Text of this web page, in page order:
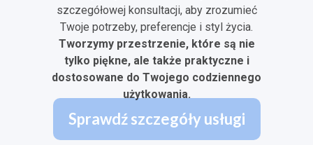
szczegółowej konsultacji, aby zrozumieć
Twoje potrzeby, preferencje i styl życia.
Tworzymy przestrzenie, które są nie
tylko piękne, ale także praktyczne i
dostosowane do Twojego codziennego
użytkowania.
Sprawdź szczegóły usługi